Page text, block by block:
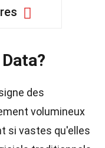
des
volumineux
si vastes qu'elles